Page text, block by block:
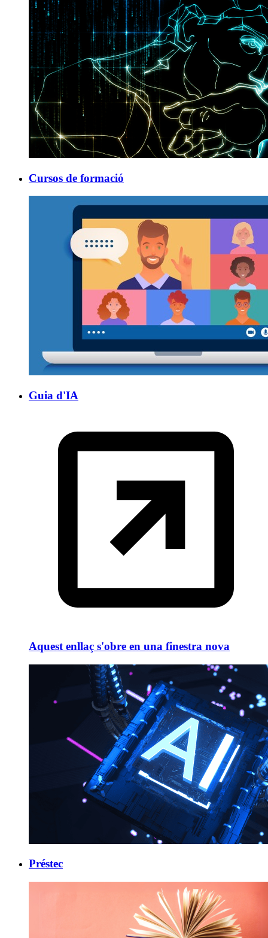
Cursos de formació
Guia d'IA
Aquest enllaç s'obre en una finestra nova
Préstec